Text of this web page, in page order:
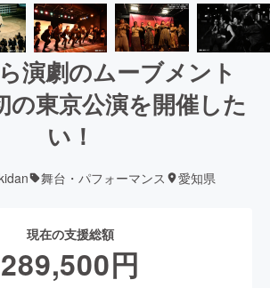
演劇のムーブメント
の東京公演を開催した
い！
舞台・パフォーマンス 愛知県
現在の支援総額
289,500円